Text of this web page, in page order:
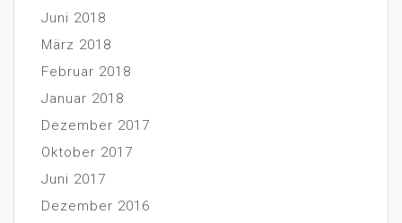
Juni 2018
März 2018
Februar 2018
Januar 2018
Dezember 2017
Oktober 2017
Juni 2017
Dezember 2016